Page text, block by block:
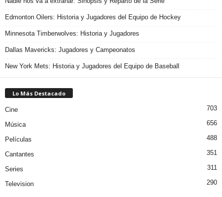
Edmonton Oilers: Historia y Jugadores del Equipo de Hockey
Minnesota Timberwolves: Historia y Jugadores
Dallas Mavericks: Jugadores y Campeonatos
New York Mets: Historia y Jugadores del Equipo de Baseball
Lo Más Destacado
Cine 703
Música 656
Películas 488
Cantantes 351
Series 311
Television 290